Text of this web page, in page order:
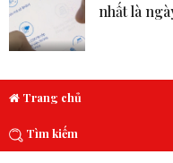
nhất là
Trang chủ
Tìm kiếm